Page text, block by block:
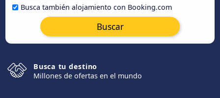
Busca también alojamiento con Booking.com
Buscar
Busca tu destino
Millones de ofertas en el mundo